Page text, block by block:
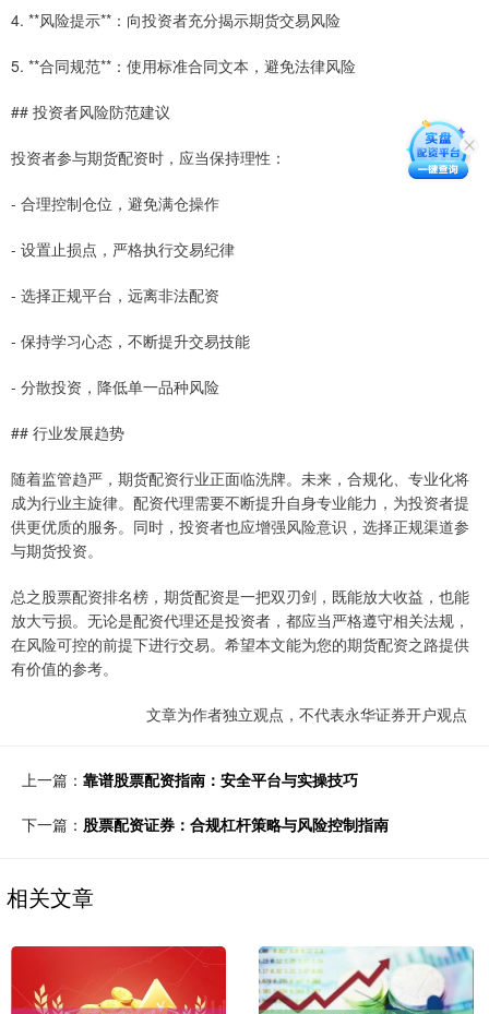
4. **风险提示**：向投资者充分揭示期货交易风险
5. **合同规范**：使用标准合同文本，避免法律风险
## 投资者风险防范建议
投资者参与期货配资时，应当保持理性：
- 合理控制仓位，避免满仓操作
- 设置止损点，严格执行交易纪律
- 选择正规平台，远离非法配资
- 保持学习心态，不断提升交易技能
- 分散投资，降低单一品种风险
## 行业发展趋势
随着监管趋严，期货配资行业正面临洗牌。未来，合规化、专业化将
成为行业主旋律。配资代理需要不断提升自身专业能力，为投资者提
供更优质的服务。同时，投资者也应增强风险意识，选择正规渠道参
与期货投资。
总之股票配资排名榜，期货配资是一把双刃剑，既能放大收益，也能
放大亏损。无论是配资代理还是投资者，都应当严格遵守相关法规，
在风险可控的前提下进行交易。希望本文能为您的期货配资之路提供
有价值的参考。
文章为作者独立观点，不代表永华证券开户观点
上一篇： 靠谱股票配资指南：安全平台与实操技巧
下一篇： 股票配资证券：合规杠杆策略与风险控制指南
相关文章